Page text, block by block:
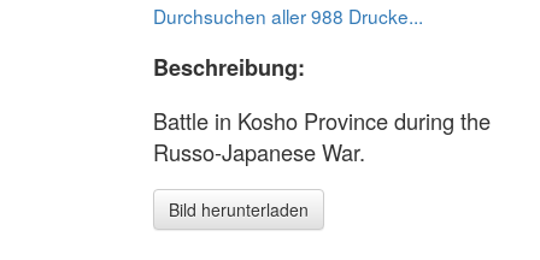
Durchsuchen aller 988 Drucke...
Beschreibung:
Battle in Kosho Province during the
Russo-Japanese War.
Bild herunterladen